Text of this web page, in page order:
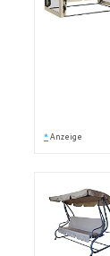
* Anzeige